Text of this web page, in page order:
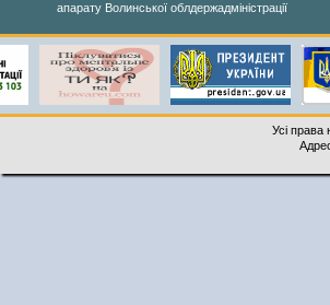
апарату Волинської облдержадміністрації
Усі права